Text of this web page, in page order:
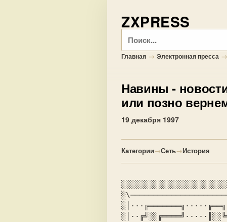
ZXPRESS
Поиск
Главная → Электронная пресса →
Навины -
или позно
19 декабря 1997
Категории→Сеть→История